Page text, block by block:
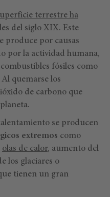
terrestre ha
del siglo XIX. Este
produce por causas
por la actividad humana,
fósiles como
quemarse los
de carbono que
se producen
extremos como
olas de calor, aumento del
los glaciares o
tienen un gran